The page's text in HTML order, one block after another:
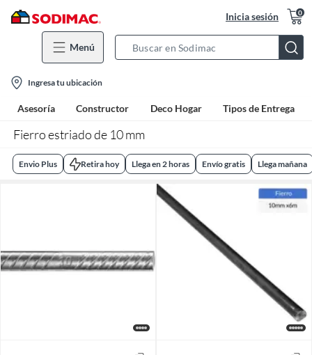
Inicia sesión 0
Menú
Bar
location-
icon
Ingresa tu ubicación
Asesoría Constructor Deco Hogar Tipos de Entrega
Fierro estriado de 10 mm
Envio Plus Retira hoy Llega en 2 horas Envío gratis Llega mañana